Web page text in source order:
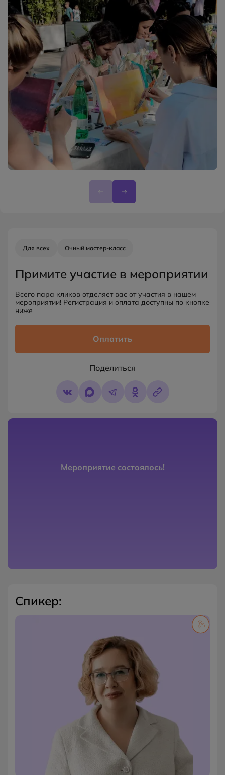
Для всех Очный мастер-класс
Примите участие в мероприятии
Всего пара кликов отделяет вас от участия в нашем
мероприятии! Регистрация и оплата доступны по кнопке
ниже
Оплатить
Поделиться
Мероприятие состоялось!
Спикер:
Карьерный консультант Центра практики и карьеры
Московского института психологии
Эксперт по открытому рынку труда
3+ года в карьерном консультировании
13+ лет в рекрутменте в крупных рекрутинговых
агентствах Москвы
Спикер на профильных мероприятиях
посвященных HR-менеджменту и карьерному